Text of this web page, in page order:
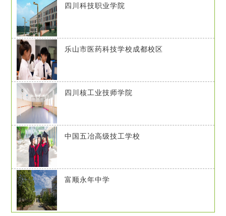
四川科技职业学院
乐山市医药科技学校成都校区
四川核工业技师学院
中国五冶高级技工学校
富顺永年中学